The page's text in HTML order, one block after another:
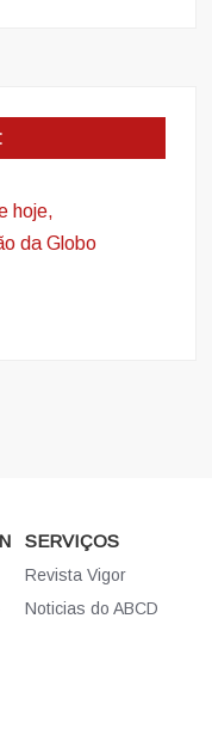
hoje,
da Globo
SERVIÇOS
Revista Vigor
Noticias do ABCD